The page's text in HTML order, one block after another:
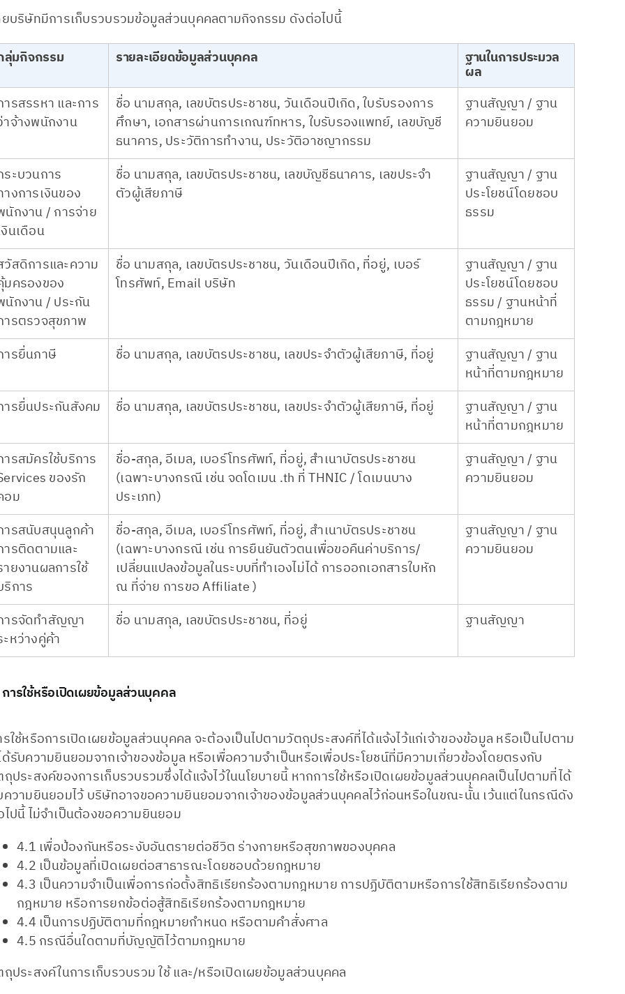
บริษัทมีการเก็บรวบรวมข้อมูลส่วนบุคคลตามกิจกรรม ดังต่อไปนี้
ลุ่มกิจกรรม
รายละเอียดข้อมูลส่วนบุคคล ฐานในการประมวล
ผล
ารสรรหา และการ
าจ้างพนักงาน
ชื่อ นามสกุล, เลขบัตรประชาชน, วันเดือนปีเกิด, ใบรับรองการ
ศึกษา, เอกสารผ่านการเกณฑ์ทหาร, ใบรับรองแพทย์, เลขบัญชี
ธนาคาร, ประวัติการทำงาน, ประวัติอาชญากรรม
ฐานสัญญา / ฐาน
ความยินยอม
ระบวนการ
างการเงินของ
นักงาน / การจ่าย
งินเดือน
ชื่อ นามสกุล, เลขบัตรประชาชน, เลขบัญชีธนาคาร, เลขประจำ
ตัวผู้เสียภาษี
ฐานสัญญา / ฐาน
ประโยชน์โดยชอบ
ธรรม
วัสดิการและความ
มครองของ
นักงาน / ประกัน
ารตรวจสุขภาพ
ชื่อ นามสกุล, เลขบัตรประชาชน, วันเดือนปีเกิด, ที่อยู่, เบอร์
โทรศัพท์, Email บริษัท
ฐานสัญญา / ฐาน
ประโยชน์โดยชอบ
ธรรม / ฐานหน้าที่
ตามกฎหมาย
ารยื่นภาษี
ชื่อ นามสกุล, เลขบัตรประชาชน, เลขประจำตัวผู้เสียภาษี, ที่อยู่
ฐานสัญญา / ฐาน
หน้าที่ตามกฎหมาย
ารยื่นประกันสังคม
ชื่อ นามสกุล, เลขบัตรประชาชน, เลขประจำตัวผู้เสียภาษี, ที่อยู่
ฐานสัญญา / ฐาน
หน้าที่ตามกฎหมาย
ารสมัครใช้บริการ
ของรัก
อม
ชื่อ-สกุล, อีเมล, เบอร์โทรศัพท์, ที่อยู่, สำเนาบัตรประชาชน
(เฉพาะบางกรณี เช่น จดโดเมน .th ที่ THNIC / โดเมนบาง
ประเภท)
ฐานสัญญา / ฐาน
ความยินยอม
ารสนับสนุนลูกค้า
ารติดตามและ
ายงานผลการใช้
ริการ
ชื่อ-สกุล, อีเมล, เบอร์โทรศัพท์, ที่อยู่, สำเนาบัตรประชาชน
(เฉพาะบางกรณี เช่น การยืนยันตัวตนเพื่อขอคืนค่าบริการ/
เปลี่ยนแปลงข้อมูลในระบบที่ทำเองไม่ได้ การออกเอกสารใบหัก
ณ ที่จ่าย การขอ Affiliate )
ฐานสัญญา / ฐาน
ความยินยอม
ารจัดทำสัญญา
ะหว่างคู่ค้า
ชื่อ นามสกุล, เลขบัตรประชาชน, ที่อยู่ ฐานสัญญา
ารใช้หรือเปิดเผยข้อมูลส่วนบุคคล
ใช้หรือการเปิดเผยข้อมูลส่วนบุคคล จะต้องเป็นไปตามวัตถุประสงค์ที่ได้แจ้งไว้แก่เจ้าของข้อมูล หรือเป็นไปตาม
ด้รับความยินยอมจากเจ้าของข้อมูล หรือเพื่อความจำเป็นหรือเพื่อประโยชน์ที่มีความเกี่ยวข้องโดยตรงกับ
ประสงค์ของการเก็บรวบรวมซึ่งได้แจ้งไว้ในนโยบายนี้ หากการใช้หรือเปิดเผยข้อมูลส่วนบุคคลเป็นไปตามที่ได้
ความยินยอมไว้ บริษัทอาจขอความยินยอมจากเจ้าของข้อมูลส่วนบุคคลไว้ก่อนหรือในขณะนั้น เว้นแต่ในกรณีดัง
ไปนี้ ไม่จำเป็นต้องขอความยินยอม
4.1 เพื่อป้องกันหรือระงับอันตรายต่อชีวิต ร่างกายหรือสุขภาพของบุคคล
4.2 เป็นข้อมูลที่เปิดเผยต่อสาธารณะโดยชอบด้วยกฎหมาย
4.3 เป็นความจำเป็นเพื่อการก่อตั้งสิทธิเรียกร้องตามกฎหมาย การปฏิบัติตามหรือการใช้สิทธิเรียกร้องตาม
กฎหมาย หรือการยกข้อต่อสู้สิทธิเรียกร้องตามกฎหมาย
4.4 เป็นการปฏิบัติตามที่กฎหมายกำหนด หรือตามคำสั่งศาล
4.5 กรณีอื่นใดตามที่บัญญัติไว้ตามกฎหมาย
ถุประสงค์ในการเก็บรวบรวม ใช้ และ/หรือเปิดเผยข้อมูลส่วนบุคคล